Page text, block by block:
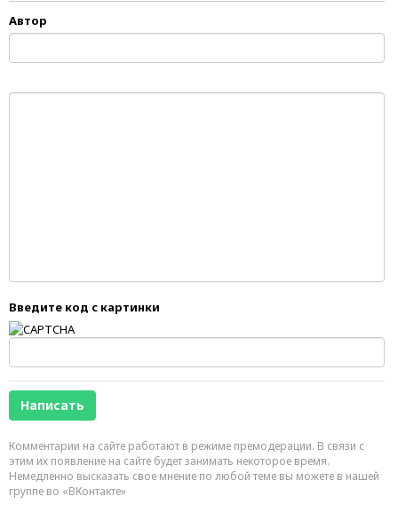
Автор
Введите код с картинки
Комментарии на сайте работают в режиме премодерации. В связи с
этим их появление на сайте будет занимать некоторое время.
Немедленно высказать свое мнение по любой теме вы можете в нашей
группе во «ВКонтакте»